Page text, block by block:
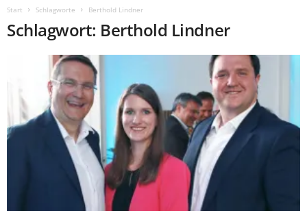
Start Schlagworte Berthold Lindner
Schlagwort: Berthold Lindner